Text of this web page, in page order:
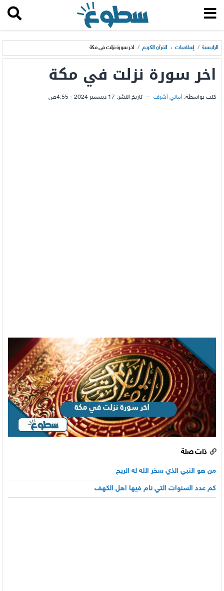
الرئيسية / إسلاميات ، القرآن الكريم / اخر سورة نزلت في مكة
اخر سورة نزلت في مكة
كتب بواسطة: أماني أشرف – تاريخ النشر: 17 ديسمبر 2024 - 4:55ص
ذات صلة
من هو النبي الذي سخر الله له الريح
كم عدد السنوات التي نام فيها اهل الكهف